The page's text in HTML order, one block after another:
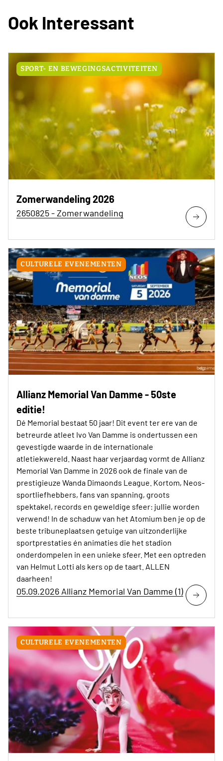
Ook Interessant
SPORT- EN BEWEGINGSACTIVITEITEN
Zomerwandeling 2026
2650825 - Zomerwandeling
CULTURELE EVENEMENTEN
Allianz Memorial Van Damme - 50ste
editie!
Dé Memorial bestaat 50 jaar! Dit event ter ere van de
betreurde atleet Ivo Van Damme is ondertussen een
gevestigde waarde in de internationale
atletiekwereld. Naast haar verjaardag vormt de Allianz
Memorial Van Damme in 2026 ook de finale van de
prestigieuze Wanda Dimaonds League. Kortom, Neos-
sportliefhebbers, fans van spanning, groots
spektakel, records en geweldige sfeer: jullie worden
verwend! In de schaduw van het Atomium ben je op de
beste tribuneplaatsen getuige van uitzonderlijke
sportprestaties én animaties die het stadion
onderdompelen in een unieke sfeer. Met een optreden
van Helmut Lotti als kers op de taart. ALLEN
daarheen!
05.09.2026 Allianz Memorial Van Damme (1)
CULTURELE EVENEMENTEN